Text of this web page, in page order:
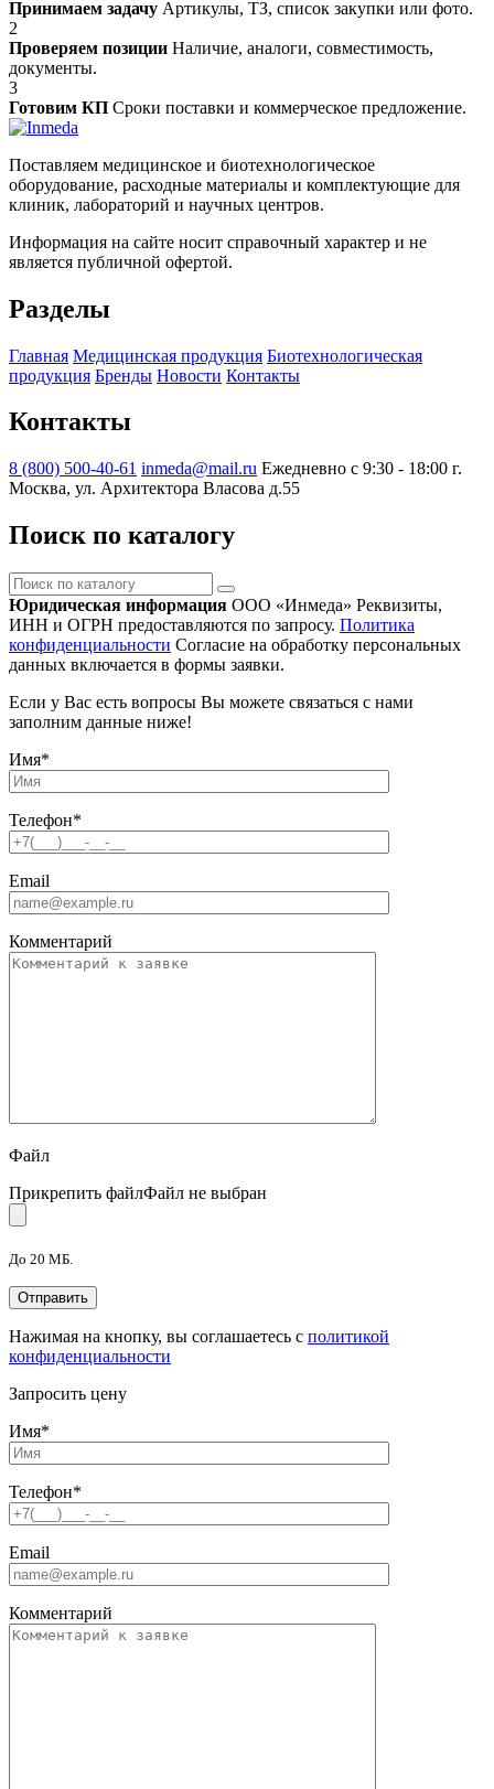
Принимаем задачу Артикулы, ТЗ, список закупки или фото.
2
Проверяем позиции Наличие, аналоги, совместимость,
документы.
3
Готовим КП Сроки поставки и коммерческое предложение.
Поставляем медицинское и биотехнологическое
оборудование, расходные материалы и комплектующие для
клиник, лабораторий и научных центров.
Информация на сайте носит справочный характер и не
является публичной офертой.
Разделы
Главная Медицинская продукция Биотехнологическая
продукция Бренды Новости Контакты
Контакты
8 (800) 500-40-61 inmeda@mail.ru Ежедневно с 9:30 - 18:00 г.
Москва, ул. Архитектора Власова д.55
Поиск по каталогу
Поиск
по
каталогу
Юридическая информация ООО «Инмеда» Реквизиты,
ИНН и ОГРН предоставляются по запросу. Политика
конфиденциальности Согласие на обработку персональных
данных включается в формы заявки.
Если у Вас есть вопросы Вы можете связаться с нами
заполним данные ниже!
Имя*
Телефон*
Email
Комментарий
Файл
Прикрепить файлФайл не выбран
До 20 МБ.
Нажимая на кнопку, вы соглашаетесь с политикой
конфиденциальности
Запросить цену
Имя*
Телефон*
Email
Комментарий